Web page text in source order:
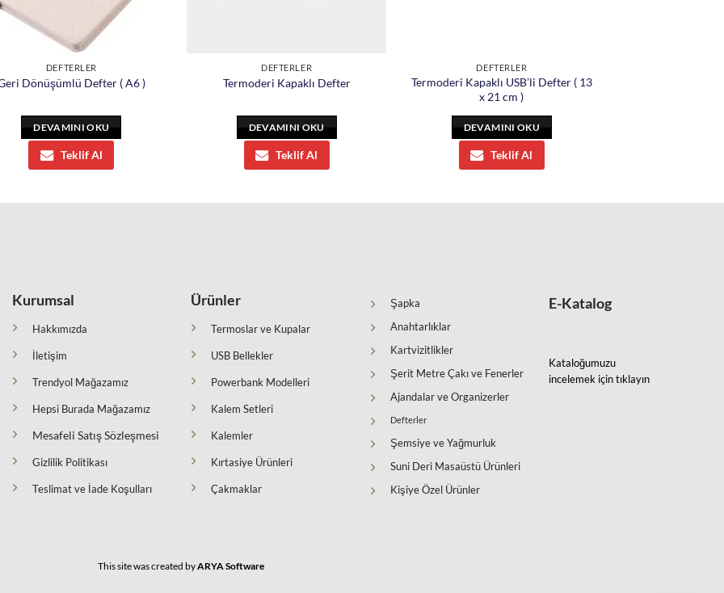
DEFTERLER
Dönüşümlü Defter ( A6 )
DEVAMINI OKU
Teklif Al
DEFTERLER
Termoderi Kapaklı Defter
DEVAMINI OKU
Teklif Al
DEFTERLER
Termoderi Kapaklı USB’li Defter ( 13
x 21 cm )
DEVAMINI OKU
Teklif Al
Kurumsal
Hakkımızda
İletişim
Trendyol Mağazamız
Hepsi Burada Mağazamız
Mesafeli Satış Sözleşmesi
Gizlilik Politikası
Teslimat ve İade Koşulları
Ürünler
Termoslar ve Kupalar
USB Bellekler
Powerbank Modelleri
Kalem Setleri
Kalemler
Kırtasiye Ürünleri
Çakmaklar
Şapka
Anahtarlıklar
Kartvizitlikler
Şerit Metre Çakı ve Fenerler
Ajandalar ve Organizerler
Defterler
Şemsiye ve Yağmurluk
Suni Deri Masaüstü Ürünleri
Kişiye Özel Ürünler
E-Katalog
Kataloğumuzu
incelemek için tıklayın
This site was created byARYA Software